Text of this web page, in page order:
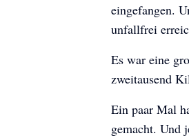
eingefangen.
unfallfrei
Es war eine
zweitausend
Ein paar Mal
gemacht. Und